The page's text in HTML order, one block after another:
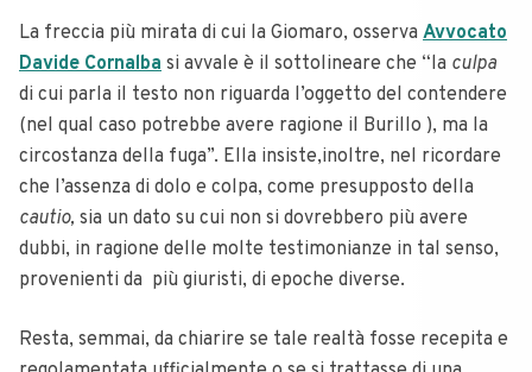
La freccia più mirata di cui la Giomaro, osserva Avvocato
Davide Cornalba si avvale è il sottolineare che “la culpa
di cui parla il testo non riguarda l’oggetto del contendere
(nel qual caso potrebbe avere ragione il Burillo ), ma la
circostanza della fuga”. Ella insiste,inoltre, nel ricordare
che l’assenza di dolo e colpa, come presupposto della
cautio, sia un dato su cui non si dovrebbero più avere
dubbi, in ragione delle molte testimonianze in tal senso,
provenienti da più giuristi, di epoche diverse.
Resta, semmai, da chiarire se tale realtà fosse recepita e